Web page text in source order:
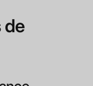
de